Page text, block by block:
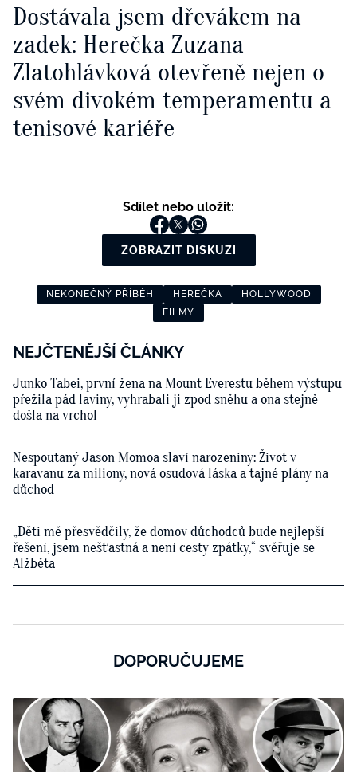
Dostávala jsem dřevákem na
zadek: Herečka Zuzana
Zlatohlávková otevřeně nejen o
svém divokém temperamentu a
tenisové kariéře
Sdílet nebo uložit:
ZOBRAZIT DISKUZI
NEKONEČNÝ PŘÍBĚH HEREČKA
HOLLYWOOD
FILMY
NEJČTENĚJŠÍ ČLÁNKY
Junko Tabei, první žena na Mount Everestu během výstupu
přežila pád laviny, vyhrabali ji zpod sněhu a ona stejně
došla na vrchol
Nespoutaný Jason Momoa slaví narozeniny: Život v
karavanu za miliony, nová osudová láska a tajné plány na
důchod
„Děti mě přesvědčily, že domov důchodců bude nejlepší
řešení, jsem nešťastná a není cesty zpátky,“ svěřuje se
Alžběta
DOPORUČUJEME